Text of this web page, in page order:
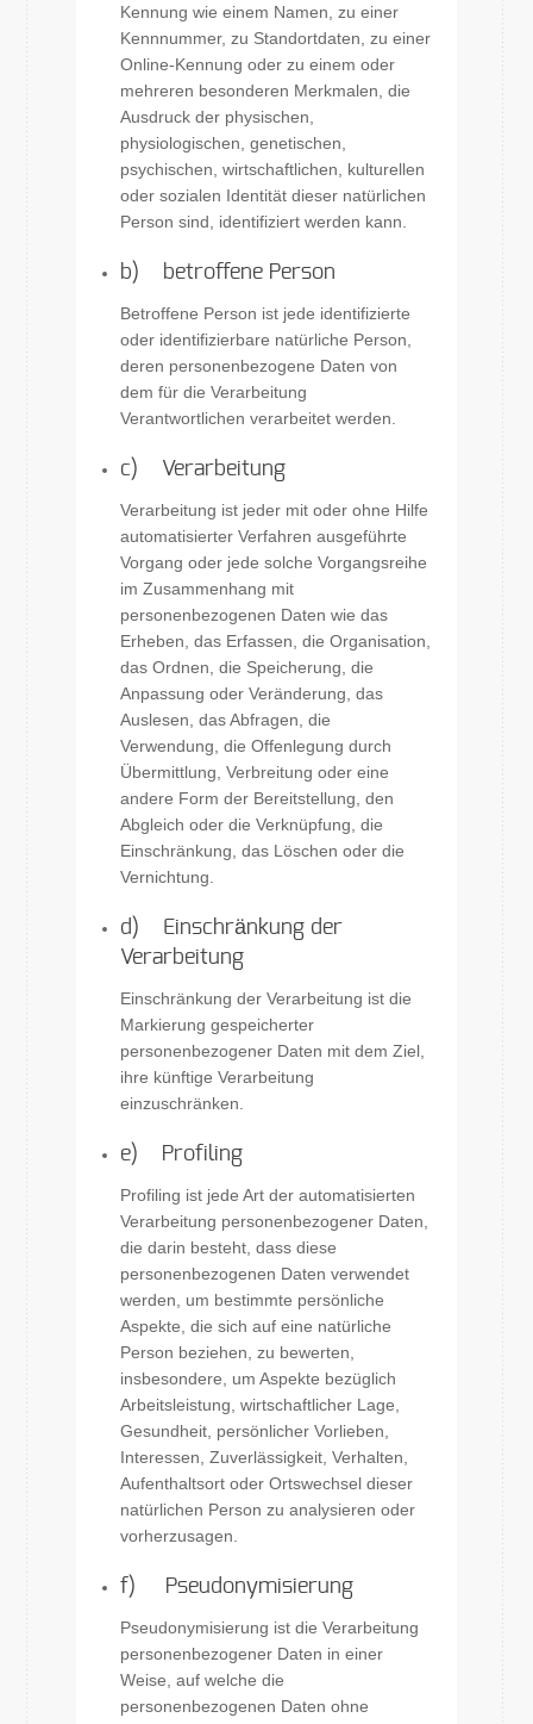
Kennung wie einem Namen, zu einer
Kennnummer, zu Standortdaten, zu einer
Online-Kennung oder zu einem oder
mehreren besonderen Merkmalen, die
Ausdruck der physischen,
physiologischen, genetischen,
psychischen, wirtschaftlichen, kulturellen
oder sozialen Identität dieser natürlichen
Person sind, identifiziert werden kann.
b) betroffene Person
Betroffene Person ist jede identifizierte
oder identifizierbare natürliche Person,
deren personenbezogene Daten von
dem für die Verarbeitung
Verantwortlichen verarbeitet werden.
c) Verarbeitung
Verarbeitung ist jeder mit oder ohne Hilfe
automatisierter Verfahren ausgeführte
Vorgang oder jede solche Vorgangsreihe
im Zusammenhang mit
personenbezogenen Daten wie das
Erheben, das Erfassen, die Organisation,
das Ordnen, die Speicherung, die
Anpassung oder Veränderung, das
Auslesen, das Abfragen, die
Verwendung, die Offenlegung durch
Übermittlung, Verbreitung oder eine
andere Form der Bereitstellung, den
Abgleich oder die Verknüpfung, die
Einschränkung, das Löschen oder die
Vernichtung.
d) Einschränkung der
Verarbeitung
Einschränkung der Verarbeitung ist die
Markierung gespeicherter
personenbezogener Daten mit dem Ziel,
ihre künftige Verarbeitung
einzuschränken.
e) Profiling
Profiling ist jede Art der automatisierten
Verarbeitung personenbezogener Daten,
die darin besteht, dass diese
personenbezogenen Daten verwendet
werden, um bestimmte persönliche
Aspekte, die sich auf eine natürliche
Person beziehen, zu bewerten,
insbesondere, um Aspekte bezüglich
Arbeitsleistung, wirtschaftlicher Lage,
Gesundheit, persönlicher Vorlieben,
Interessen, Zuverlässigkeit, Verhalten,
Aufenthaltsort oder Ortswechsel dieser
natürlichen Person zu analysieren oder
vorherzusagen.
f) Pseudonymisierung
Pseudonymisierung ist die Verarbeitung
personenbezogener Daten in einer
Weise, auf welche die
personenbezogenen Daten ohne